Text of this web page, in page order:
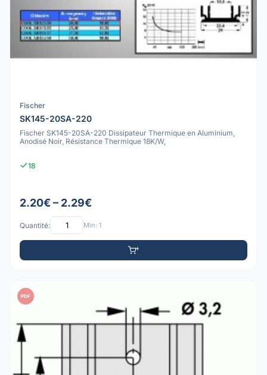
Fischer
SK145-20SA-220
Fischer SK145-20SA-220 Dissipateur Thermique en Aluminium,
Anodisé Noir, Résistance Thermique 18K/W,
18
2.20€ – 2.29€
Quantité: Min: 1
PDF